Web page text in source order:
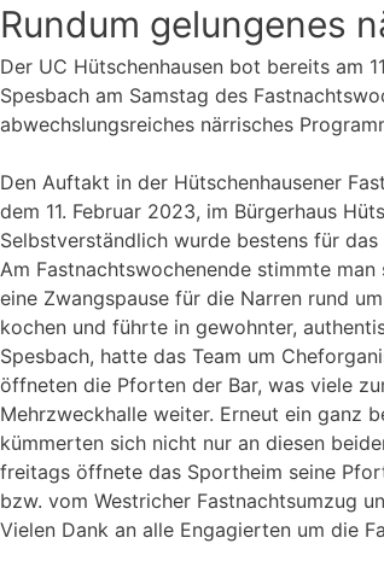
Rundum gelungenes
Der UC Hütschenhausen bot bereits am
Spesbach am Samstag des
abwechslungsreiches närrisches
Den Auftakt in der Hütschenhausener
dem 11. Februar 2023, im Bürgerhaus
Selbstverständlich wurde bestens für
Am Fastnachtswochenende stimmte
eine Zwangspause für die Narren rund
kochen und führte in gewohnter,
Spesbach, hatte das Team um
öffneten die Pforten der Bar, was viele
Mehrzweckhalle weiter. Erneut ein ganz
kümmerten sich nicht nur an diesen
freitags öffnete das Sportheim seine
bzw. vom Westricher Fastnachtsumzug
Vielen Dank an alle Engagierten um die